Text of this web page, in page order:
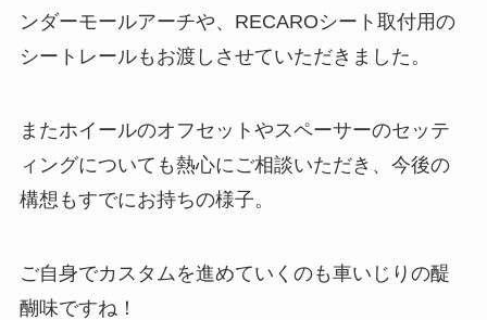
ンダーモールアーチや、RECAROシート取付用の
シートレールもお渡しさせていただきました。
またホイールのオフセットやスペーサーのセッテ
ィングについても熱心にご相談いただき、今後の
構想もすでにお持ちの様子。
ご自身でカスタムを進めていくのも車いじりの醍
醐味ですね！